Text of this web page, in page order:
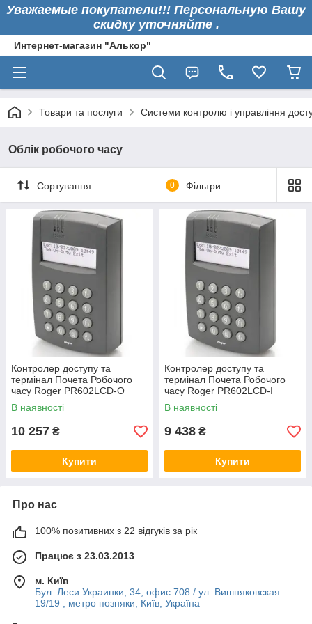
Уважаемые покупатели!!! Персональную Вашу
скидку уточняйте .
Интернет-магазин "Алькор"
Товари та послуги Системи контролю і управління
Облік робочого часу
Сортування 0 Фільтри
Контролер доступу та
термінал Почета Робочого
часу Roger PR602LCD-O
В наявності
10 257 ₴
Купити
Контролер доступу та
термінал Почета Робочого
часу Roger PR602LCD-I
В наявності
9 438 ₴
Купити
Про нас
100% позитивних з 22 відгуків за рік
Працює з 23.03.2013
м. Київ
Бул. Леси Украинки, 34, офис 708 / ул. Вишняковская
19/19 , метро позняки, Київ, Україна